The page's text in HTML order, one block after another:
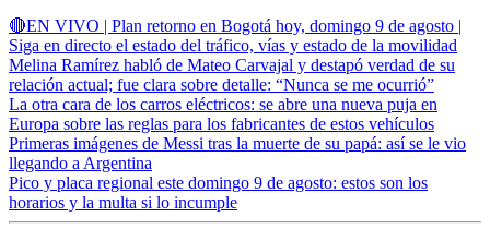
🔴EN VIVO | Plan retorno en Bogotá hoy, domingo 9 de agosto |
Siga en directo el estado del tráfico, vías y estado de la movilidad
Melina Ramírez habló de Mateo Carvajal y destapó verdad de su
relación actual; fue clara sobre detalle: “Nunca se me ocurrió”
La otra cara de los carros eléctricos: se abre una nueva puja en
Europa sobre las reglas para los fabricantes de estos vehículos
Primeras imágenes de Messi tras la muerte de su papá: así se le vio
llegando a Argentina
Pico y placa regional este domingo 9 de agosto: estos son los
horarios y la multa si lo incumple